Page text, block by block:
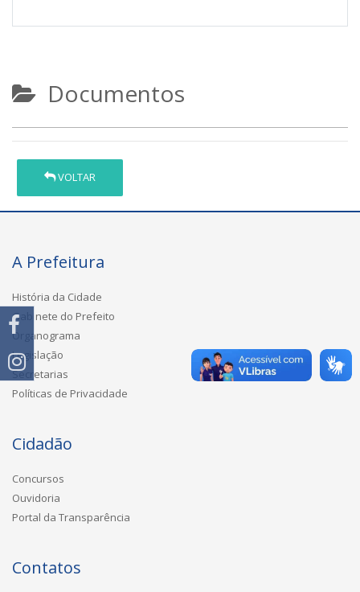
Documentos
VOLTAR
A Prefeitura
História da Cidade
Gabinete do Prefeito
Organograma
Legislação
Secretarias
Políticas de Privacidade
Cidadão
Concursos
Ouvidoria
Portal da Transparência
Contatos